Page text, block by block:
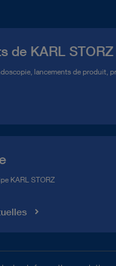
de KARL STORZ
lancements de produit,
KARL STORZ